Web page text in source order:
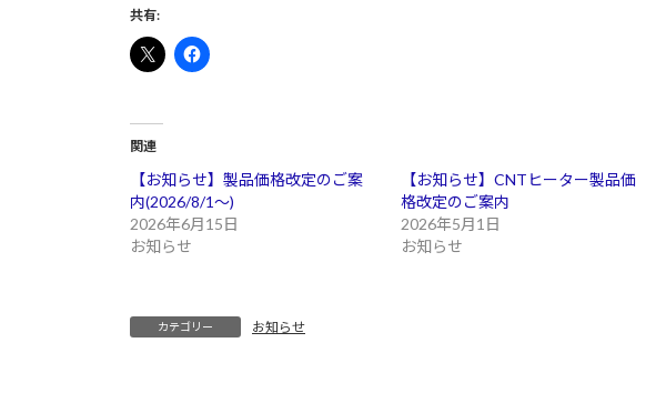
共有:
関連
【お知らせ】製品価格改定のご案
内(2026/8/1～)
2026年6月15日
お知らせ
【お知らせ】CNTヒーター製品価
格改定のご案内
2026年5月1日
お知らせ
カテゴリー お知らせ